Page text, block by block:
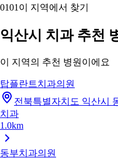
0101 이 지역에서 찾기
익산시 치과 추천
이 지역의 추천 병원이에요
탑플란트치과의원
전북특별자치도 익산시
치과
1.0km
동부치과의원